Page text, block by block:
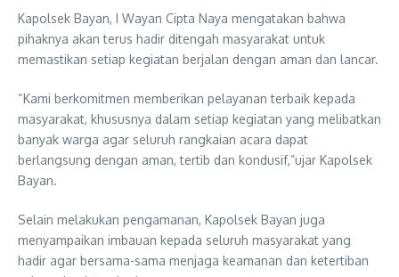
Kapolsek Bayan, I Wayan Cipta Naya mengatakan bahwa
pihaknya akan terus hadir ditengah masyarakat untuk
memastikan setiap kegiatan berjalan dengan aman dan lancar.
“Kami berkomitmen memberikan pelayanan terbaik kepada
masyarakat, khususnya dalam setiap kegiatan yang melibatkan
banyak warga agar seluruh rangkaian acara dapat
berlangsung dengan aman, tertib dan kondusif,”ujar Kapolsek
Bayan.
Selain melakukan pengamanan, Kapolsek Bayan juga
menyampaikan imbauan kepada seluruh masyarakat yang
hadir agar bersama-sama menjaga keamanan dan ketertiban